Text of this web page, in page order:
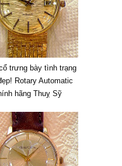
trưng bày tình trạng
Rotary Automatic
hãng Thuỵ Sỹ